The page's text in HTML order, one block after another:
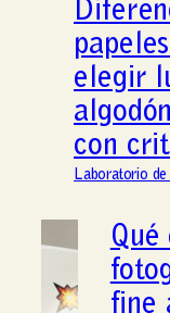
elegir
con
Laboratorio
Qué
fine